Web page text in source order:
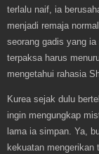
terlalu naif, ia
menjadi remaja
seorang gadis yang
terpaksa harus
mengetahui rahasia
Kurea sejak dulu
ingin mengungkap
lama ia simpan. Ya,
kekuatan mengerikan